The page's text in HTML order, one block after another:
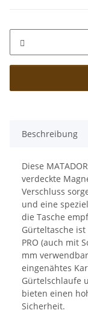
Beschreibung
Diese
verdeckte
Verschluss
und eine
die Tasche
Gürteltasche ist
PRO (auch mit
mm
eingenähtes
Gürtelschlaufe
bieten einen
Sicherheit.